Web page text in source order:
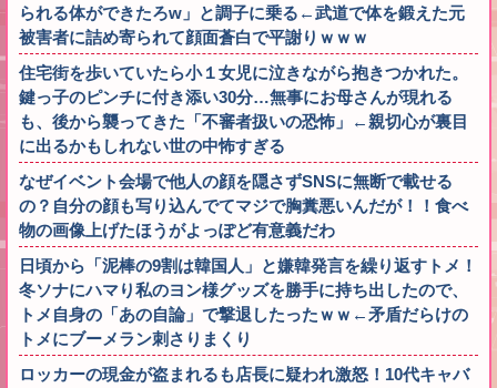
られる体ができたろw」と調子に乗る←武道で体を鍛えた元
被害者に詰め寄られて顔面蒼白で平謝りｗｗｗ
住宅街を歩いていたら小１女児に泣きながら抱きつかれた。
鍵っ子のピンチに付き添い30分…無事にお母さんが現れる
も、後から襲ってきた「不審者扱いの恐怖」←親切心が裏目
に出るかもしれない世の中怖すぎる
なぜイベント会場で他人の顔を隠さずSNSに無断で載せる
の？自分の顔も写り込んでてマジで胸糞悪いんだが！！食べ
物の画像上げたほうがよっぽど有意義だわ
日頃から「泥棒の9割は韓国人」と嫌韓発言を繰り返すトメ！
冬ソナにハマり私のヨン様グッズを勝手に持ち出したので、
トメ自身の「あの自論」で撃退したったｗｗ←矛盾だらけの
トメにブーメラン刺さりまくり
ロッカーの現金が盗まれるも店長に疑われ激怒！10代キャバ